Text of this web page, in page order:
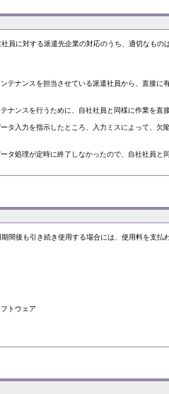
員に対する派遣先企業の対応のうち、適切なも
テナンスを担当させている派遣社員から、直接に
ナンスを行うために、自社社員と同様に作業を直
タ入力を指示したところ、入力ミスによって、欠
タ処理が定時に終了しなかったので、自社社員と
間後も引き続き使用する場合には、使用料を支
トウェア